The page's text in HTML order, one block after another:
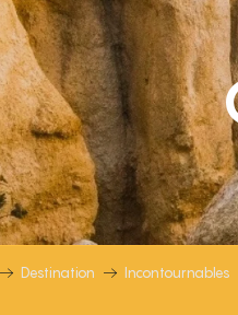
Destination Incontournables